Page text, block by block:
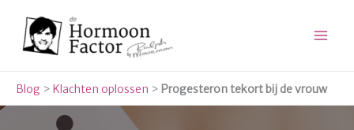
naar
Blog > Klachten oplossen > Progesteron tekort bij de vrouw